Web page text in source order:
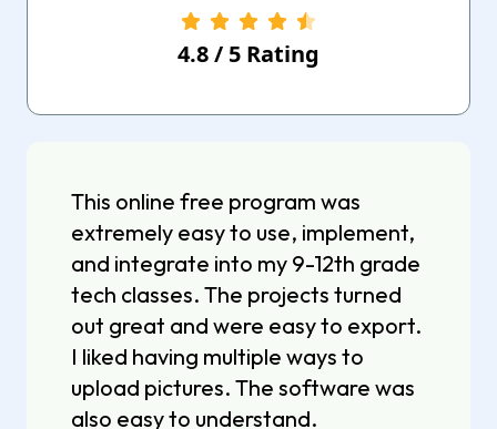
4.8/ 5 Rating
This online free program was
extremely easy to use, implement,
and integrate into my 9-12th grade
tech classes. The projects turned
out great and were easy to export.
I liked having multiple ways to
upload pictures. The software was
also easy to understand.